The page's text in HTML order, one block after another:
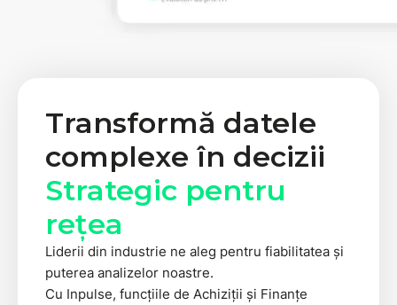
Transformă datele
complexe în decizii
Strategic pentru
rețea
Liderii din industrie ne aleg pentru fiabilitatea și
puterea analizelor noastre.
Cu Inpulse, funcțiile de Achiziții și Finanțe